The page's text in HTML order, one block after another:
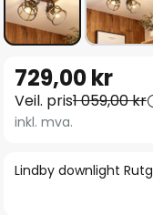
begynnelsen
av
Lindby downlight
729,00 kr
Veil. pris1 059,00 kr
inkl. mva.